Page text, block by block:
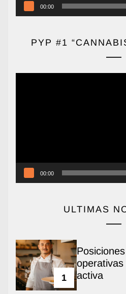
00:00
PYP #1
00:00
ULTIMAS
1
activa